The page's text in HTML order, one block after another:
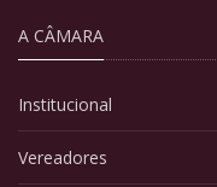
A CÂMARA
Institucional
Vereadores